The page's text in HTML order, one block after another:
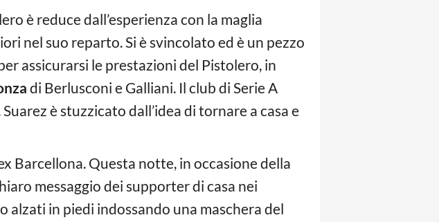
è reduce dall’esperienza con la maglia
nel suo reparto. Si è svincolato ed è un pezzo
assicurarsi le prestazioni del Pistolero, in
di Berlusconi e Galliani. Il club di Serie A
è stuzzicato dall’idea di tornare a casa e
Barcellona. Questa notte, in occasione della
messaggio dei supporter di casa nei
in piedi indossando una maschera del